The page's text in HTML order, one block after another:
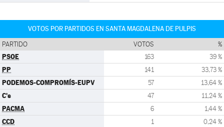
VOTOS POR PARTIDOS EN SANTA MAGDALENA DE PULPIS
PARTIDO VOTOS %
PSOE 163 39 %
PP 141 33,73 %
PODEMOS-COMPROMÍS-EUPV 57 13,64 %
C's 47 11,24 %
PACMA 6 1,44 %
CCD 1 0,24 %